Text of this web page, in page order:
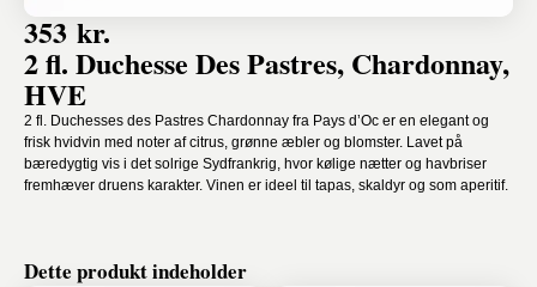
353 kr.
2 fl. Duchesse Des Pastres, Chardonnay,
HVE
2 fl. Duchesses des Pastres Chardonnay fra Pays d’Oc er en elegant og
frisk hvidvin med noter af citrus, grønne æbler og blomster. Lavet på
bæredygtig vis i det solrige Sydfrankrig, hvor kølige nætter og havbriser
fremhæver druens karakter. Vinen er ideel til tapas, skaldyr og som aperitif.
Dette produkt indeholder